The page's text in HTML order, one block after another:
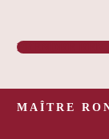
PRENDRE
MAÎTRE